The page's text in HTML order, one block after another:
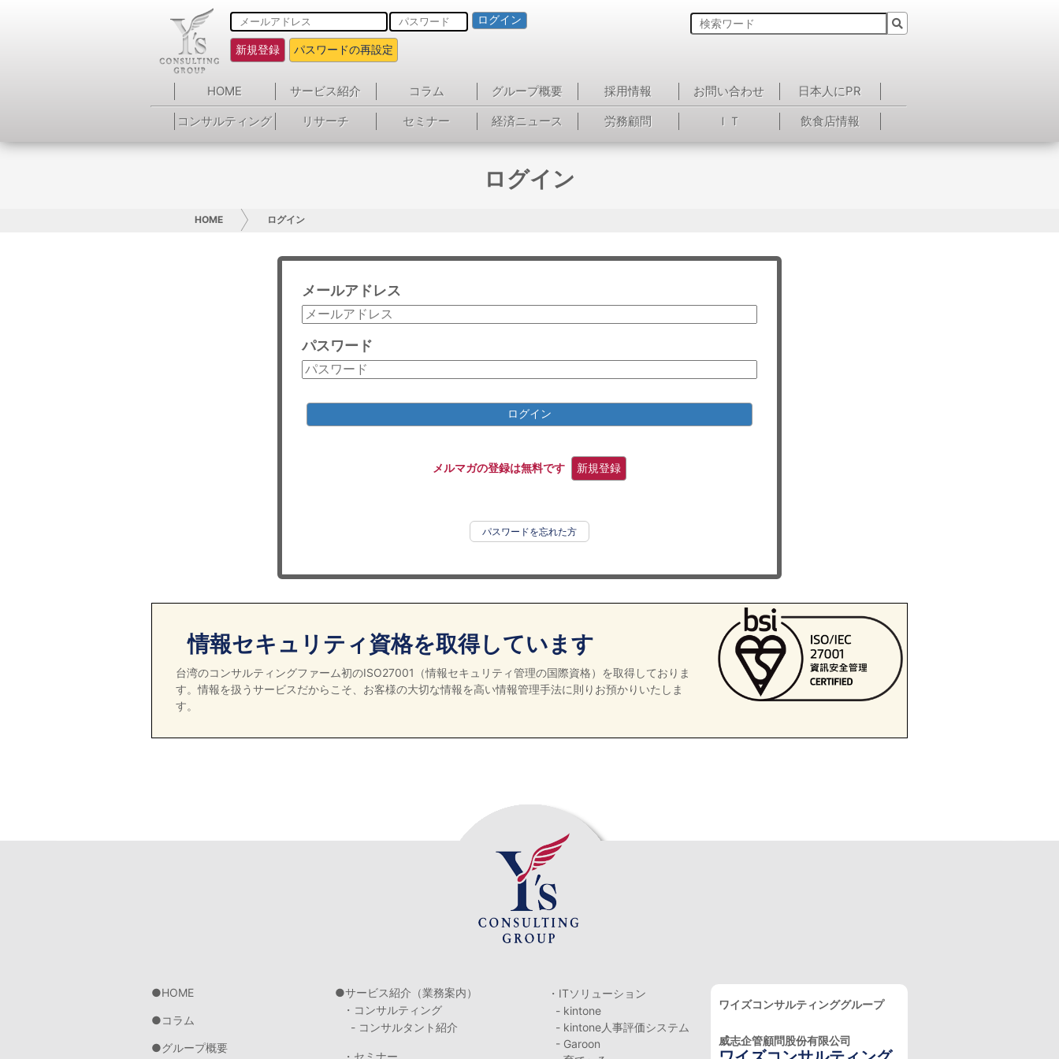
ログイン
新規登録 パスワードの再設定
HOME サービス紹介 コラム グループ概要 採用情報 お問い合わせ
日本人にPR
コンサルティング
リサーチ セミナー 経済ニュース 労務顧問 ＩＴ 飲食店情報
ログイン
HOME ログイン
メールアドレス
パスワード
ログイン
メルマガの登録は無料です 新規登録
パスワードを忘れた方
情報セキュリティ資格を取得しています
台湾のコンサルティングファーム初のISO27001（情報セキュリティ管理の国際資格）を取得しておりま
す。情報を扱うサービスだからこそ、お客様の大切な情報を高い情報管理手法に則りお預かりいたしま
す。
HOME
コラム
グループ概要
サービス紹介（業務案内）
・コンサルティング
- コンサルタント紹介
・セミナー
・ITソリューション
- kintone
- kintone人事評価システム
- Garoon
ワイズコンサルティンググループ
威志企管顧問股份有限公司